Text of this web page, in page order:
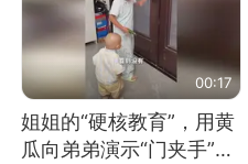
00:17
姐姐的“硬核教育”，用黄
瓜向弟弟演示“门夹手”，